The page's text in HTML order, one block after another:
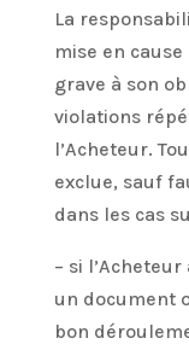
La
mise en
grave à son
violations
l’Acheteur.
exclue, sauf
dans les cas
– si
un document
bon